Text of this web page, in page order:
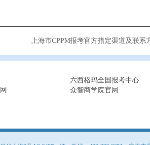
上海市CPPM报考官方指定渠道及联系
六西格玛全国报考中心
众智商学院官网